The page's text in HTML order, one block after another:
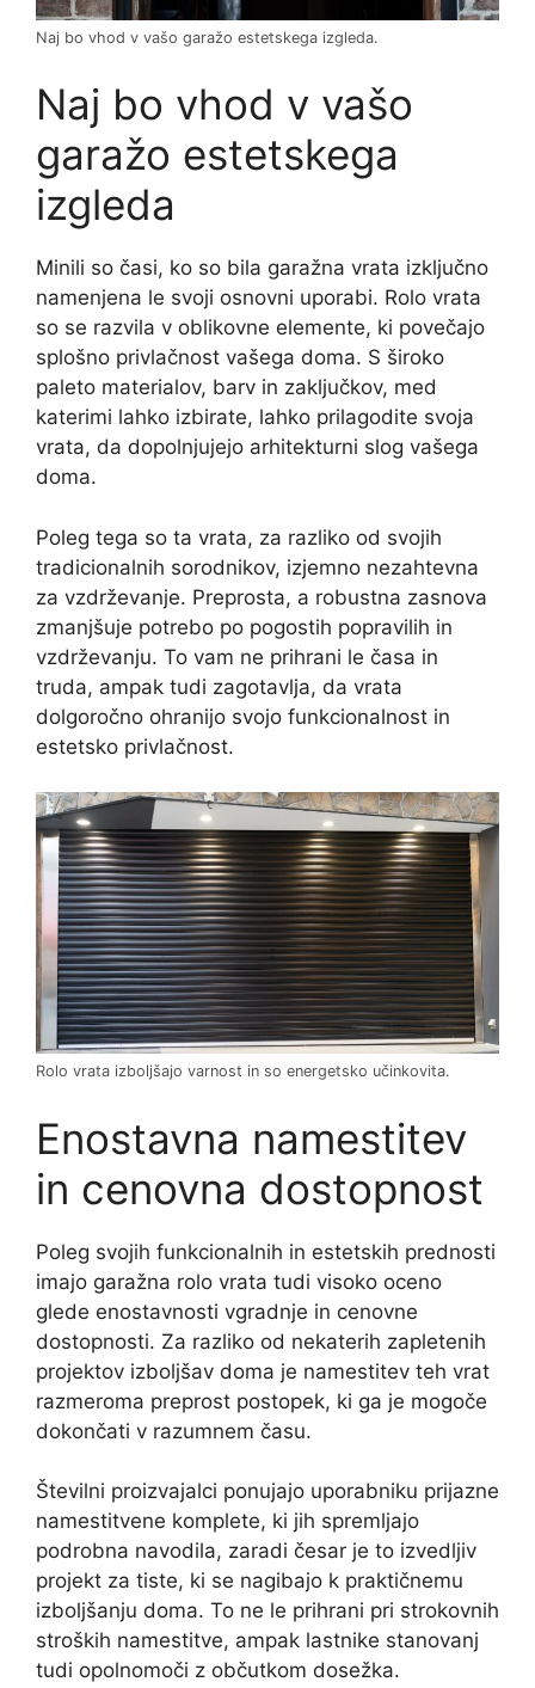
Naj bo vhod v vašo garažo estetskega izgleda.
Naj bo vhod v vašo
garažo estetskega
izgleda
Minili so časi, ko so bila garažna vrata izključno
namenjena le svoji osnovni uporabi. Rolo vrata
so se razvila v oblikovne elemente, ki povečajo
splošno privlačnost vašega doma. S široko
paleto materialov, barv in zaključkov, med
katerimi lahko izbirate, lahko prilagodite svoja
vrata, da dopolnjujejo arhitekturni slog vašega
doma.
Poleg tega so ta vrata, za razliko od svojih
tradicionalnih sorodnikov, izjemno nezahtevna
za vzdrževanje. Preprosta, a robustna zasnova
zmanjšuje potrebo po pogostih popravilih in
vzdrževanju. To vam ne prihrani le časa in
truda, ampak tudi zagotavlja, da vrata
dolgoročno ohranijo svojo funkcionalnost in
estetsko privlačnost.
Rolo vrata izboljšajo varnost in so energetsko učinkovita.
Enostavna namestitev
in cenovna dostopnost
Poleg svojih funkcionalnih in estetskih prednosti
imajo garažna rolo vrata tudi visoko oceno
glede enostavnosti vgradnje in cenovne
dostopnosti. Za razliko od nekaterih zapletenih
projektov izboljšav doma je namestitev teh vrat
razmeroma preprost postopek, ki ga je mogoče
dokončati v razumnem času.
Številni proizvajalci ponujajo uporabniku prijazne
namestitvene komplete, ki jih spremljajo
podrobna navodila, zaradi česar je to izvedljiv
projekt za tiste, ki se nagibajo k praktičnemu
izboljšanju doma. To ne le prihrani pri strokovnih
stroških namestitve, ampak lastnike stanovanj
tudi opolnomoči z občutkom dosežka.